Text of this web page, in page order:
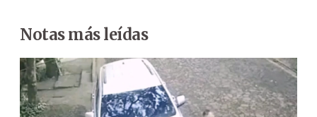
Notas más leídas